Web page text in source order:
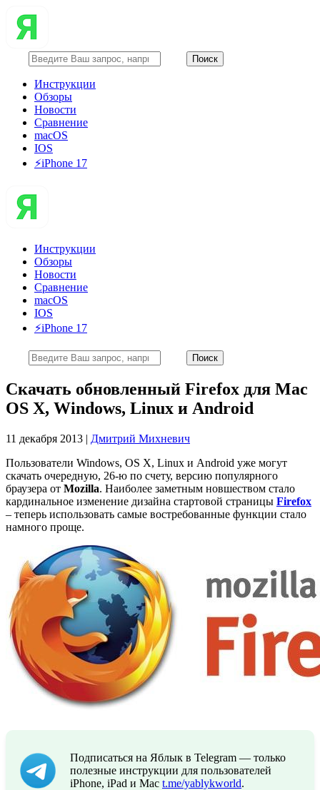
Инструкции
Обзоры
Новости
Сравнение
macOS
IOS
⚡️iPhone 17
Инструкции
Обзоры
Новости
Сравнение
macOS
IOS
⚡️iPhone 17
Скачать обновленный Firefox для Mac
OS X, Windows, Linux и Android
11 декабря 2013 | Дмитрий Михневич
Пользователи Windows, OS X, Linux и Android уже могут
скачать очередную, 26-ю по счету, версию популярного
браузера от Mozilla. Наиболее заметным новшеством стало
кардинальное изменение дизайна стартовой страницы Firefox
– теперь использовать самые востребованные функции стало
намного проще.
Подписаться на Яблык в Telegram — только
полезные инструкции для пользователей
iPhone, iPad и Mac t.me/yablykworld.